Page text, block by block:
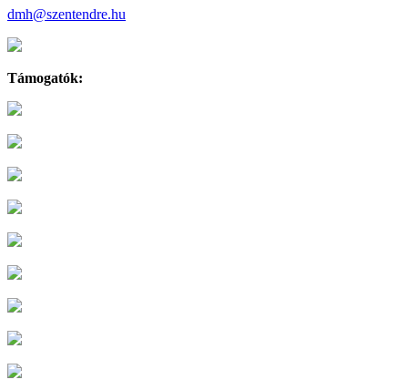
dmh@szentendre.hu
Támogatók: